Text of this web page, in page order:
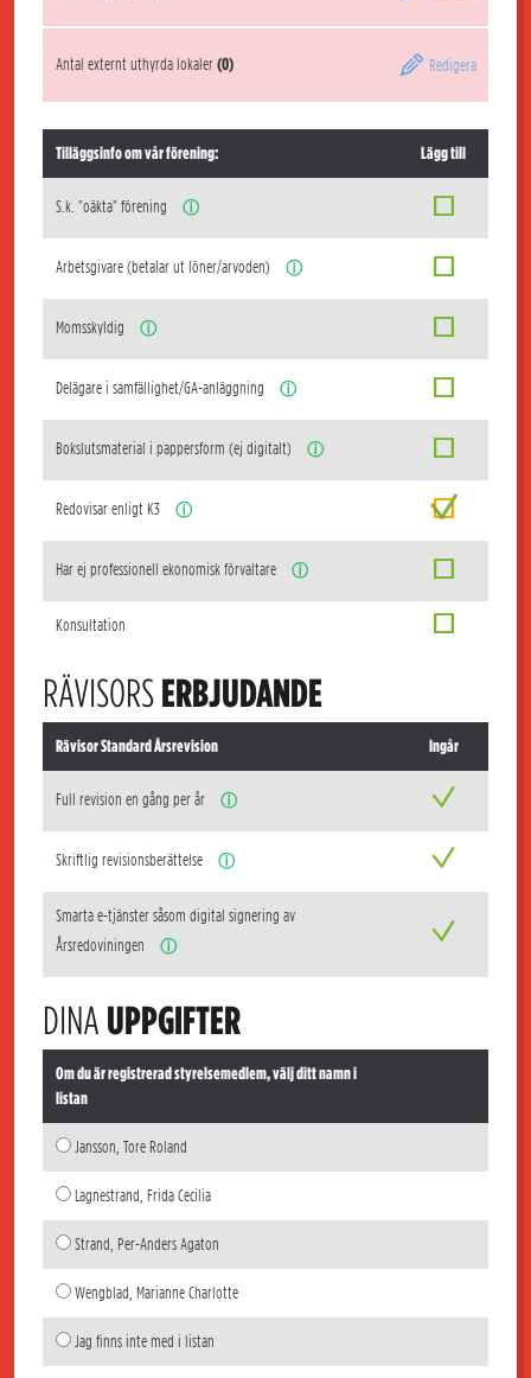
Antal externt uthyrda lokaler(0) Redigera
Tilläggsinfo om vår förening: Lägg till
S.k. "oäkta" förening ⓘ
Arbetsgivare (betalar ut löner/arvoden) ⓘ
Momsskyldig ⓘ
Delägare i samfällighet/GA-anläggning ⓘ
Bokslutsmaterial i pappersform (ej digitalt) ⓘ
Redovisar enligt K3 ⓘ
Har ej professionell ekonomisk förvaltare ⓘ
Konsultation
RÄVISORSERBJUDANDE
Rävisor Standard Årsrevision Ingår
Full revision en gång per år ⓘ
Skriftlig revisionsberättelse ⓘ
Smarta e-tjänster såsom digital signering av
Årsredoviningen
ⓘ
DINA UPPGIFTER
Om du är registrerad styrelsemedlem, välj ditt namn i
listan
Jansson, Tore Roland
Lagnestrand, Frida Cecilia
Strand, Per-Anders Agaton
Wengblad, Marianne Charlotte
Jag finns inte med i listan